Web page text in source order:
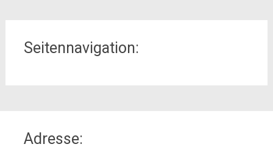
Seitennavigation:
Organisation
Adresse: